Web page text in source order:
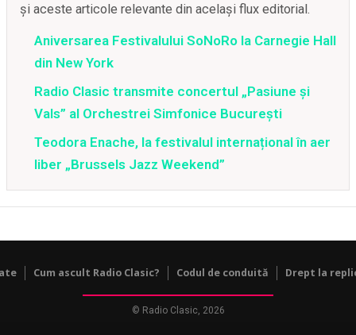
și aceste articole relevante din același flux editorial.
Aniversarea Festivalului SoNoRo la Carnegie Hall
din New York
Radio Clasic transmite concertul „Pasiune și
Vals” al Orchestrei Simfonice București
Teodora Enache, la festivalul internațional în aer
liber „Brussels Jazz Weekend”
Cum ascult Radio Clasic? Codul de conduită Drept la
© Radio Clasic, 2026